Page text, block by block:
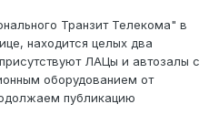
Транзит Телекома" в
находится целых два
ЛАЦы и автозалы с
оборудованием от
публикацию